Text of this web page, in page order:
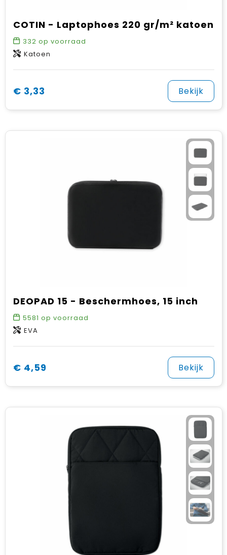
COTIN - Laptophoes 220 gr/m² katoen
332 op voorraad
Katoen
€ 3,33 Bekijk
DEOPAD 15 - Beschermhoes, 15 inch
5581 op voorraad
EVA
€ 4,59 Bekijk